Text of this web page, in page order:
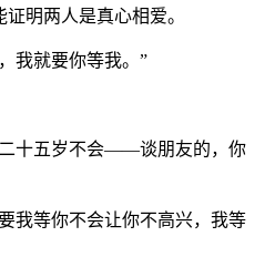
明两人是真心相爱。
我就要你等我。”
十五岁不会——谈朋友的，你
我等你不会让你不高兴，我等